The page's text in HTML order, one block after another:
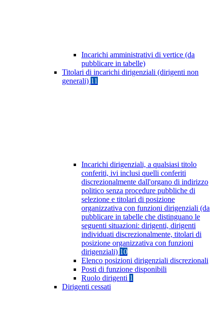
Incarichi amministrativi di vertice (da
pubblicare in tabelle)
Titolari di incarichi dirigenziali (dirigenti non
generali) 11
Incarichi dirigenziali, a qualsiasi titolo
conferiti, ivi inclusi quelli conferiti
discrezionalmente dall'organo di indirizzo
politico senza procedure pubbliche di
selezione e titolari di posizione
organizzativa con funzioni dirigenziali (da
pubblicare in tabelle che distinguano le
seguenti situazioni: dirigenti, dirigenti
individuati discrezionalmente, titolari di
posizione organizzativa con funzioni
dirigenziali) 10
Elenco posizioni dirigenziali discrezionali
Posti di funzione disponibili
Ruolo dirigenti 1
Dirigenti cessati